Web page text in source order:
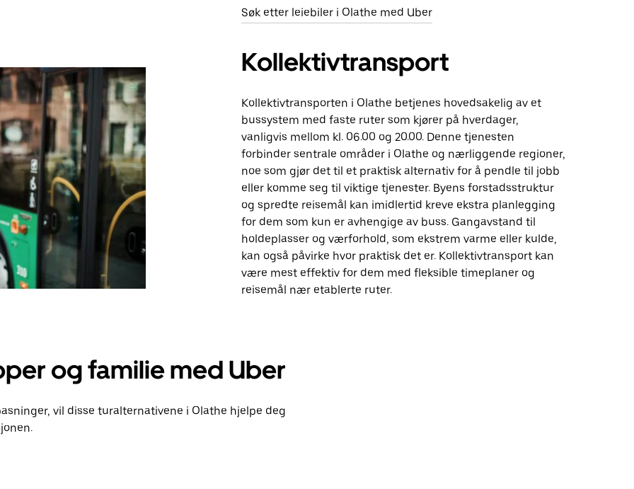
Søk etter leiebiler i Olathe med Uber
Kollektivtransport
Kollektivtransporten i Olathe betjenes hovedsakelig av et
bussystem med faste ruter som kjører på hverdager,
vanligvis mellom kl. 06.00 og 20.00. Denne tjenesten
forbinder sentrale områder i Olathe og nærliggende regioner,
noe som gjør det til et praktisk alternativ for å pendle til jobb
eller komme seg til viktige tjenester. Byens forstadsstruktur
og spredte reisemål kan imidlertid kreve ekstra planlegging
for dem som kun er avhengige av buss. Gangavstand til
holdeplasser og værforhold, som ekstrem varme eller kulde,
kan også påvirke hvor praktisk det er. Kollektivtransport kan
være mest effektiv for dem med fleksible timeplaner og
reisemål nær etablerte ruter.
og familie med Uber
vil disse turalternativene i Olathe hjelpe deg